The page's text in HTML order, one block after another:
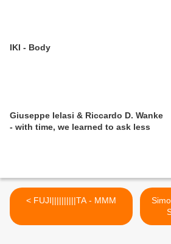
IKI - Body
Giuseppe Ielasi & Riccardo D. Wanke
- with time, we learned to ask less
< FUJI||||||||||TA - MMM